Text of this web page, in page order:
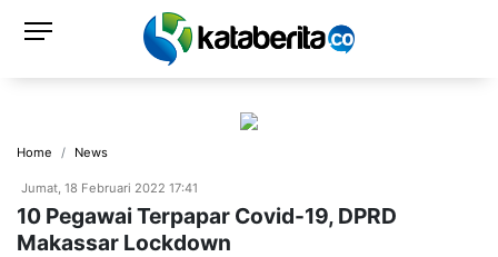
Home News
Jumat, 18 Februari 2022 17:41
10 Pegawai Terpapar Covid-19, DPRD
Makassar Lockdown